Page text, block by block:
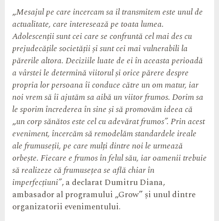
„Mesajul pe care incercam sa il transmitem este unul de
actualitate, care interesează pe toata lumea.
Adolescenții sunt cei care se confruntă cel mai des cu
prejudecățile societății și sunt cei mai vulnerabili la
părerile altora. Deciziile luate de ei în aceasta perioadă
a vârstei le determină viitorul și orice părere despre
propria lor persoana îi conduce către un om matur, iar
noi vrem să îi ajutăm sa aibă un viitor frumos. Dorim sa
le sporim încrederea în sine și să promovăm ideea că
„un corp sănătos este cel cu adevărat frumos”. Prin acest
eveniment, încercăm să remodelăm standardele ireale
ale frumuseții, pe care mulți dintre noi le urmează
orbește. Fiecare e frumos în felul său, iar oamenii trebuie
să realizeze că frumusețea se află chiar în
imperfecțiuni”, a declarat Dumitru Diana,
ambasador al programului „Grow” și unul dintre
organizatorii evenimentului.